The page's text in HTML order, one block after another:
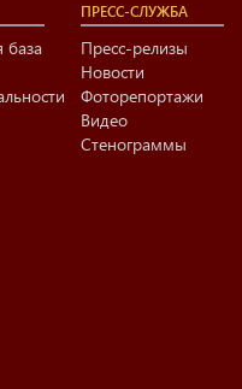
база
ПРЕСС-СЛУЖБА
Пресс-релизы
Новости
Фоторепортажи
Видео
Стенограммы